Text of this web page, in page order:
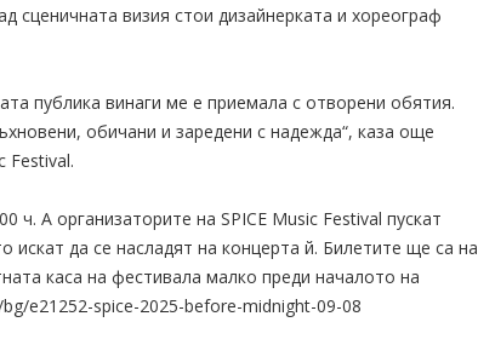
сценичната визия стои дизайнерката и хореограф
публика винаги ме е приемала с отворени обятия.
обичани и заредени с надежда“, каза още
Festival.
А организаторите на SPICE Music Festival пускат
искат да се насладят на концерта й. Билетите ще са на
каса на фестивала малко преди началото на
e21252-spice-2025-before-midnight-09-08